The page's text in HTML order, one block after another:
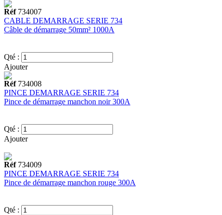
Réf734007
CABLE DEMARRAGE SERIE 734
Câble de démarrage 50mm² 1000A
Qté :
Ajouter
Réf734008
PINCE DEMARRAGE SERIE 734
Pince de démarrage manchon noir 300A
Qté :
Ajouter
Réf734009
PINCE DEMARRAGE SERIE 734
Pince de démarrage manchon rouge 300A
Qté :